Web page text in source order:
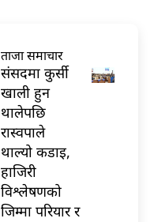
ताजा समाचार
संसदमा कुर्सी
खाली हुन
थालेपछि
रास्वपाले
थाल्यो कडाइ,
हाजिरी
विश्लेषणको
जिम्मा परियार र